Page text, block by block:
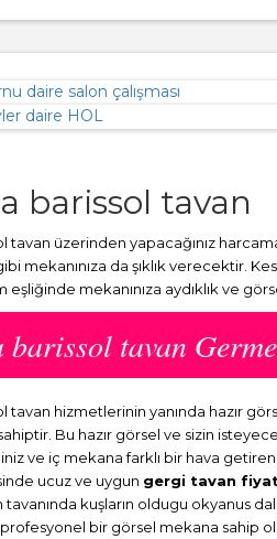
barissol tavan
tavan üzerinden yapacağınız
mekanınıza da şıklık verecektir.
eşliğinde mekanınıza aydıklık ve
tavan
tavan hizmetlerinin yanında hazır
Bu hazır görsel ve sizin
ve iç mekana farklı bir hava
ucuz ve uygun gergi tavan
tavanında kuşların oldugu okyanus
bir görsel mekana sahip